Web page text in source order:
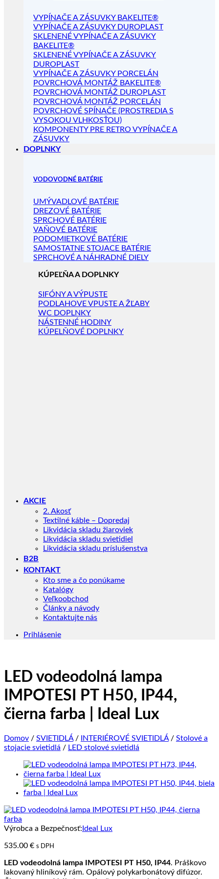
VYPÍNAČE A ZÁSUVKY BAKELITE®
VYPÍNAČE A ZÁSUVKY DUROPLAST
SKLENENÉ VYPÍNAČE A ZÁSUVKY
BAKELITE®
SKLENENÉ VYPÍNAČE A ZÁSUVKY
DUROPLAST
VYPÍNAČE A ZÁSUVKY PORCELÁN
POVRCHOVÁ MONTÁŽ BAKELITE®
POVRCHOVÁ MONTÁŽ DUROPLAST
POVRCHOVÁ MONTÁŽ PORCELÁN
POVRCHOVÉ SPÍNAČE (PROSTREDIA S
VYSOKOU VLHKOSŤOU)
KOMPONENTY PRE RETRO VYPÍNAČE A
ZÁSUVKY
DOPLNKY
VODOVODNÉ BATÉRIE
UMÝVADLOVÉ BATÉRIE
DREZOVÉ BATÉRIE
SPRCHOVÉ BATÉRIE
VAŇOVÉ BATÉRIE
PODOMIETKOVÉ BATÉRIE
SAMOSTATNE STOJACE BATÉRIE
SPRCHOVÉ A NÁHRADNÉ DIELY
KÚPEĽŇA A DOPLNKY
SIFÓNY A VÝPUSTE
PODLAHOVE VPUSTE A ŽĽABY
WC DOPLNKY
NÁSTENNÉ HODINY
KÚPELŇOVÉ DOPLNKY
AKCIE
2. Akosť
Textilné káble – Dopredaj
Likvidácia skladu žiaroviek
Likvidácia skladu svietidiel
Likvidácia skladu príslušenstva
B2B
KONTAKT
Kto sme a čo ponúkame
Katalógy
Veľkoobchod
Články a návody
Kontaktujte nás
Prihlásenie
LED vodeodolná lampa
IMPOTESI PT H50, IP44,
čierna farba | Ideal Lux
Domov / SVIETIDLÁ / INTERIÉROVÉ SVIETIDLÁ / Stolové a
stojacie svietidlá / LED stolové svietidlá
Výrobca a Bezpečnosť: Ideal Lux
535.00 € s DPH
LED vodeodolná lampa IMPOTESI PT H50, IP44. Práškovo
lakovaný hliníkový rám. Opálový polykarbonátový difúzor.